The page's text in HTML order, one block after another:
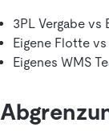
3PL Vergabe vs
Eigene Flotte
Eigenes WMS